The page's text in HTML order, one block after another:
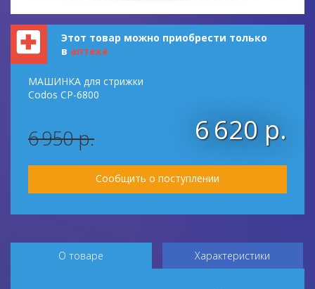
Этот товар можно приобрести только
в аптеке
МАШИНКА для стрижки
Codos CP-6800
6 950 р. 6 620 р.
Сообщить о поступлении
О товаре Характеристики